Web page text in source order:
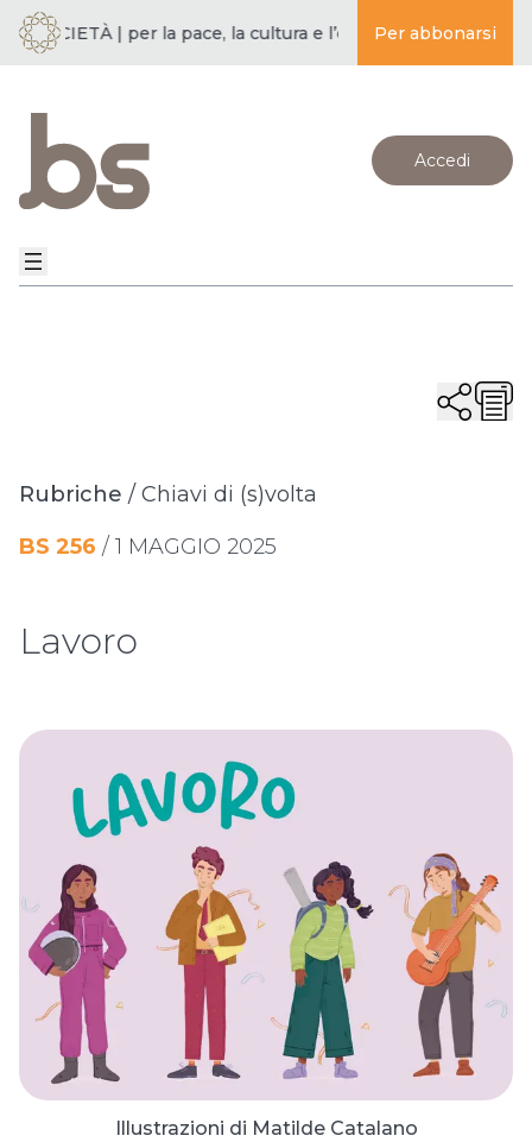
E SOCIETÀ | per la pace, la cultura e l’educazione ·Per abbonarsi
Accedi
Rubriche / Chiavi di (s)volta
BS 256 / 1 MAGGIO 2025
Lavoro
Illustrazioni di Matilde Catalano